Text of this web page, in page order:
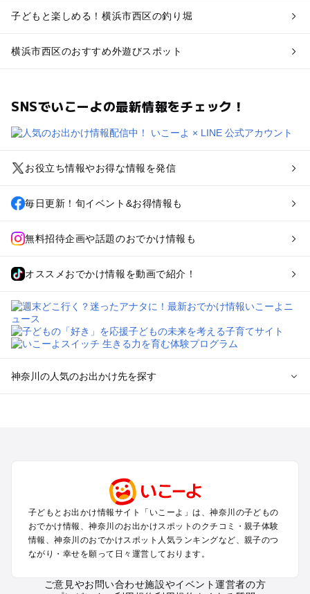
子どもと楽しめる！横浜市西区の釣り堀
横浜市西区のおすすめ外遊びスポット
SNSでいこーよの最新情報をチェック！
お役立ち情報やお得な情報を発信
毎日更新！旬イベント&お得情報も
無料招待企画や話題のおでかけ情報も
オススメおでかけ情報を動画で紹介！
神奈川の人気のお出かけ先を探す
小田原・熱海・湯河原・真鶴のプールお出かけ
町田・相模原・愛川・上野原のプールお出かけ
新横浜・港北エリア・日吉・青葉台・鶴見のプールお出かけ
川崎のプールお出かけ
海老名・厚木のプールお出かけ
箱根（湯本・強羅・小涌谷・仙石原・芦ノ湖）のプールお出か
子どもとお出かけ情報サイト「いこーよ」は、神奈川の子どもの
おでかけ情報、神奈川のお出かけスポットのクチコミ・親子体験
情報、神奈川のおでかけスポット人気ランキングなど、親子のつ
ながり・幸せを願って日々運営しております。
ご意見やお問い合わせ施設やイベント運営者の方